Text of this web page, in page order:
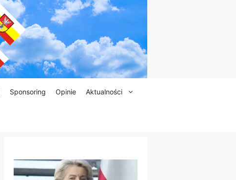
Sponsoring Opinie Aktualności